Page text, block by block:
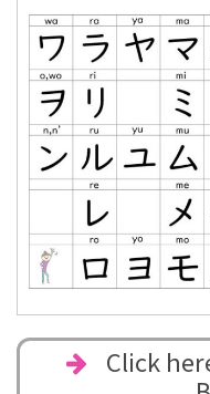
Click